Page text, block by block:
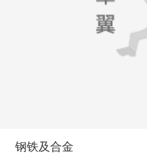
钢铁及合金